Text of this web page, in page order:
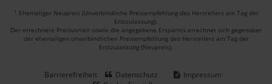
1 Ehemaliger Neupreis (Unverbindliche Preisempfehlung des Herstellers am Tag der
Erstzulassung).
Der errechnete Preisvorteil sowie die angegebene Ersparnis errechnet sich gegenüber
der ehemaligen unverbindlichen Preisempfehlung des Herstellers am Tag der
Erstzulassung (Neupreis).
Barrierefreiheit Datenschutz
Impressum